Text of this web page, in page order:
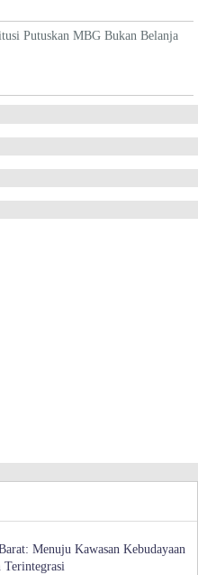
Putuskan MBG Bukan Belanja
Menuju Kawasan Kebudayaan
Terintegrasi